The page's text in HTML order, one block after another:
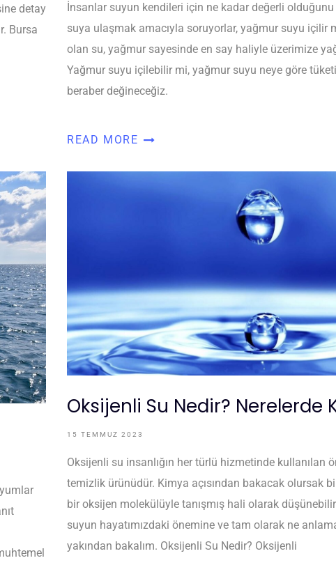
detay
Bursa
İnsanlar suyun kendileri için ne kadar değerli
suya ulaşmak amacıyla soruyorlar, yağmur suyu içilir
olan su, yağmur sayesinde en say haliyle üzerimize
Yağmur suyu içilebilir mi, yağmur suyu neye göre
beraber değineceğiz.
READ MORE
Oksijenli Su Nedir? Nerelerde
15 TEMMUZ 2023
Oksijenli su insanlığın her türlü hizmetinde kullanılan
temizlik ürünüdür. Kimya açısından bakacak olursak
bir oksijen molekülüyle tanışmış hali olarak
suyun hayatımızdaki önemine ve tam olarak ne
yakından bakalım. Oksijenli Su Nedir? Oksijenli